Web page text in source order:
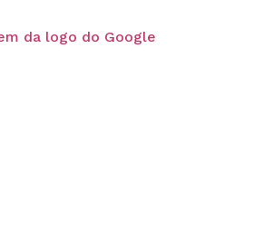
paga aumenta, construir um